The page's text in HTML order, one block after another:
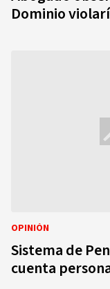
Dominio
OPINIÓN
Sistema de
cuenta